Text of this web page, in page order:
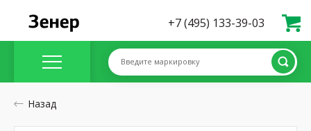
+7 (495) 133-39-03
Введите маркировку
Назад